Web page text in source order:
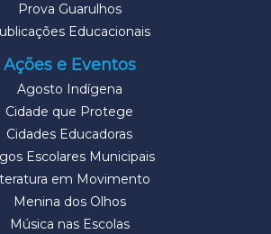
Prova Guarulhos
Educacionais
Ações e Eventos
Agosto Indígena
Cidade que Protege
Cidades Educadoras
Escolares Municipais
em Movimento
Menina dos Olhos
Música nas Escolas